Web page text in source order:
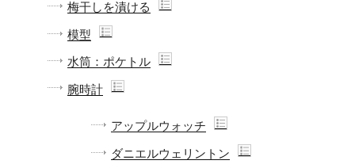
梅干しを漬ける
模型
水筒：ポケトル
腕時計
アップルウォッチ
ダニエルウェリントン